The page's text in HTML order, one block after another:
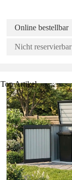
Online bestellbar
Nicht reservierbar
Top Artikel